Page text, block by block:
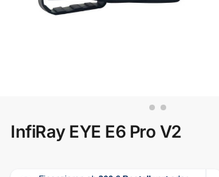
InfiRay EYE E6 Pro V2